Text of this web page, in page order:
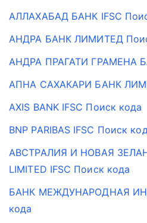
АЛЛАХАБАД БАНК IFSC
АНДРА БАНК ЛИМИТЕД
АНДРА ПРАГАТИ ГРАМЕНА
АПНА САХАКАРИ БАНК
AXIS BANK IFSC Поиск кода
BNP PARIBAS IFSC Поиск
АВСТРАЛИЯ И НОВАЯ
LIMITED IFSC Поиск кода
БАНК МЕЖДУНАРОДНАЯ
кода